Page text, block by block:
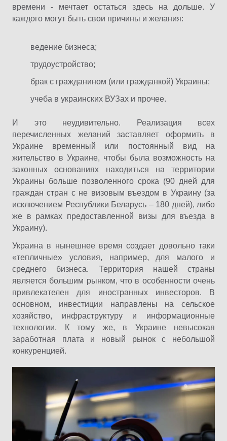
времени - мечтает остаться здесь на дольше. У
каждого могут быть свои причины и желания:
ведение бизнеса;
трудоустройство;
брак с гражданином (или гражданкой) Украины;
учеба в украинских ВУЗах и прочее.
И это неудивительно. Реализация всех
перечисленных желаний заставляет оформить в
Украине временный или постоянный вид на
жительство в Украине, чтобы была возможность на
законных основаниях находиться на территории
Украины больше позволенного срока (90 дней для
граждан стран с не визовым въездом в Украину (за
исключением Республики Беларусь – 180 дней), либо
же в рамках предоставленной визы для въезда в
Украину).
Украина в нынешнее время создает довольно таки
«тепличные» условия, например, для малого и
среднего бизнеса. Территория нашей страны
является большим рынком, что в особенности очень
привлекателен для иностранных инвесторов. В
основном, инвестиции направлены на сельское
хозяйство, инфраструктуру и информационные
технологии. К тому же, в Украине невысокая
заработная плата и новый рынок с небольшой
конкуренцией.